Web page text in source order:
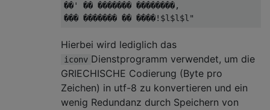
��' �� ������� ��������,
Hierbei wird lediglich das
iconv Dienstprogramm verwendet, um die
GRIECHISCHE Codierung (Byte pro
Zeichen) in utf-8 zu konvertieren und ein
wenig Redundanz durch Speichern von